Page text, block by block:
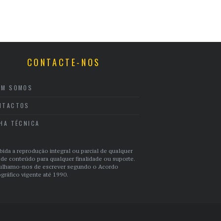
CONTACTE-NOS
SOMOS
TÉCNICA
a reprodução integral ou parcial de qualquer
conteúdo para qualquer finalidade ou suporte.
nos de escrever segundo o Acordo
vigente até 1990.